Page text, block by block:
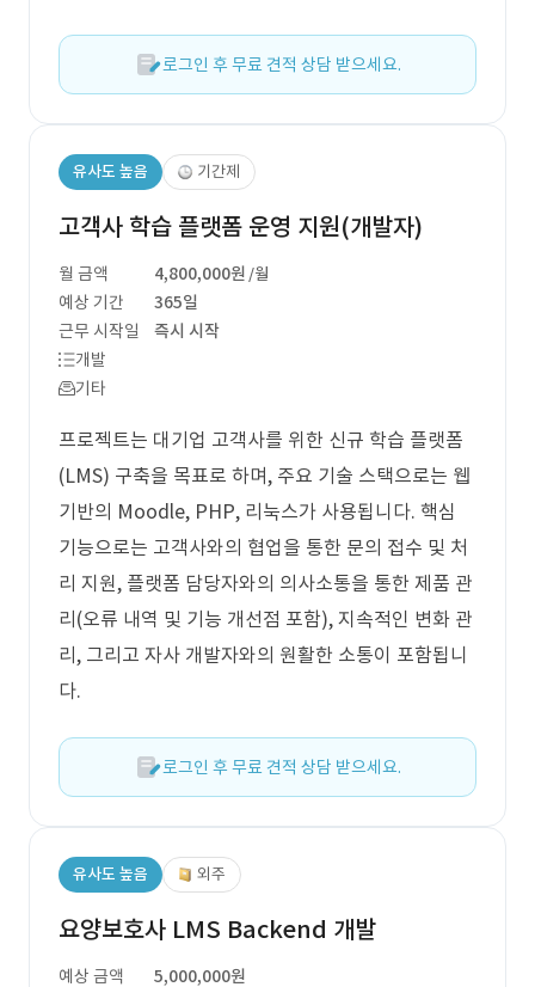
로그인 후 무료 견적 상담 받으세요.
유사도 높음 기간제
고객사 학습 플랫폼 운영 지원(개발자)
월 금액 4,800,000원 /월
예상 기간
365일
근무 시작일
즉시 시작
개발
기타
프로젝트는 대기업 고객사를 위한 신규 학습 플랫폼
(LMS) 구축을 목표로 하며, 주요 기술 스택으로는 웹
기반의 Moodle, PHP, 리눅스가 사용됩니다. 핵심
기능으로는 고객사와의 협업을 통한 문의 접수 및 처
리 지원, 플랫폼 담당자와의 의사소통을 통한 제품 관
리(오류 내역 및 기능 개선점 포함), 지속적인 변화 관
리, 그리고 자사 개발자와의 원활한 소통이 포함됩니
다.
로그인 후 무료 견적 상담 받으세요.
유사도 높음 외주
요양보호사 LMS Backend 개발
예상 금액 5,000,000원